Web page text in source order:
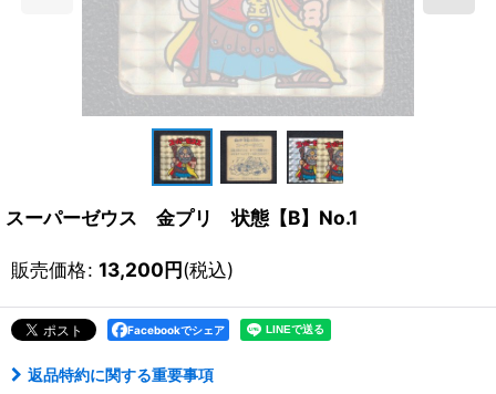
スーパーゼウス 金プリ 状態【B】No.1
販売価格: 13,200円(税込)
Facebookでシェア
返品特約に関する重要事項